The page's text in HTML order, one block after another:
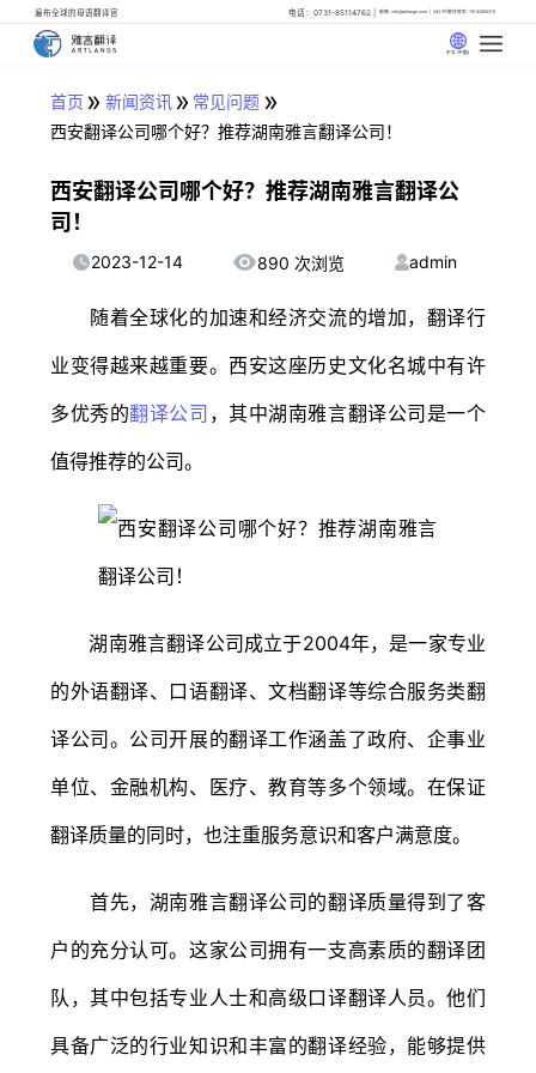
遍布全球的母语翻译官 电话：0731-85114762 邮箱: info@artlangs.com 24小时翻译管家: 18142666316
中文 (中国)
首页 » 新闻资讯» 常见问题 »
西安翻译公司哪个好？推荐湖南雅言翻译公司！
西安翻译公司哪个好？推荐湖南雅言翻译公
司！
2023-12-14 890 次浏览 admin
随着全球化的加速和经济交流的增加，翻译行
业变得越来越重要。西安这座历史文化名城中有许
多优秀的翻译公司 ，其中湖南雅言翻译公司是一个
值得推荐的公司。
湖南雅言翻译公司成立于2004年，是一家专业
的外语翻译、口语翻译、文档翻译等综合服务类翻
译公司。公司开展的翻译工作涵盖了政府、企事业
单位、金融机构、医疗、教育等多个领域。在保证
翻译质量的同时，也注重服务意识和客户满意度。
首先，湖南雅言翻译公司的翻译质量得到了客
户的充分认可。这家公司拥有一支高素质的翻译团
队，其中包括专业人士和高级口译翻译人员。他们
具备广泛的行业知识和丰富的翻译经验，能够提供